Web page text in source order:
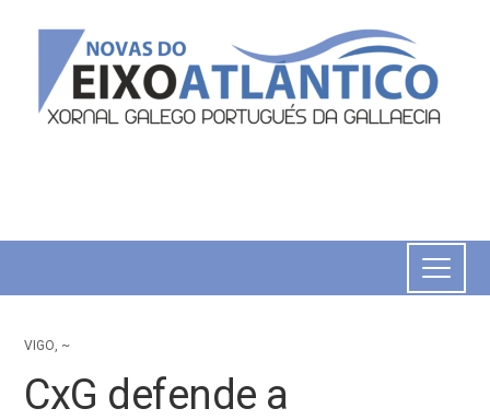
VIGO, ~
CxG defende a